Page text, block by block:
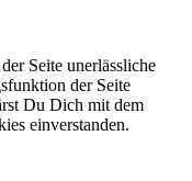
Seite unerlässliche
der Seite
Du Dich mit dem
einverstanden.